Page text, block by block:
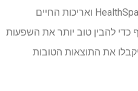
המטבולית של החולים, HealthSpan/Frailty ואריכות החיים
להבין טוב יותר את השפעות
את התוצאות הטובות